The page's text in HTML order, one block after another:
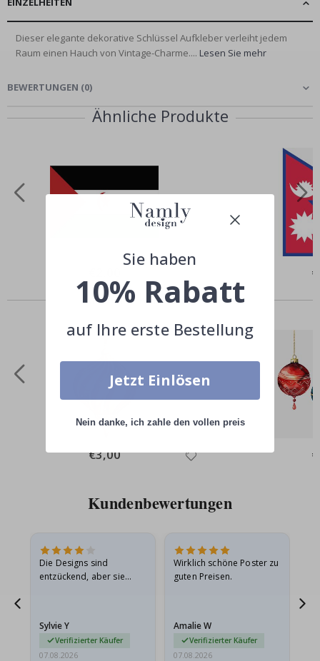
Dieser elegante dekorative Schlüssel Aufkleber verleiht jedem
Raum einen Hauch von Vintage-Charme.... Lesen Sie mehr
BEWERTUNGEN (0)
Ähnliche Produkte
Price
Andere kauften auch
Special
Price
€3,00
Kundenbewertungen
Die Designs sind
entzückend, aber sie
sie…
Sylvie Y
Verifizierter Käufer
07.08.2026
Wirklich schöne Poster zu
guten Preisen.
Amalie W
Verifizierter Käufer
07.08.2026
Sie haben
10% Rabatt
auf Ihre erste Bestellung
Jetzt Einlösen
Nein danke, ich zahle den vollen preis